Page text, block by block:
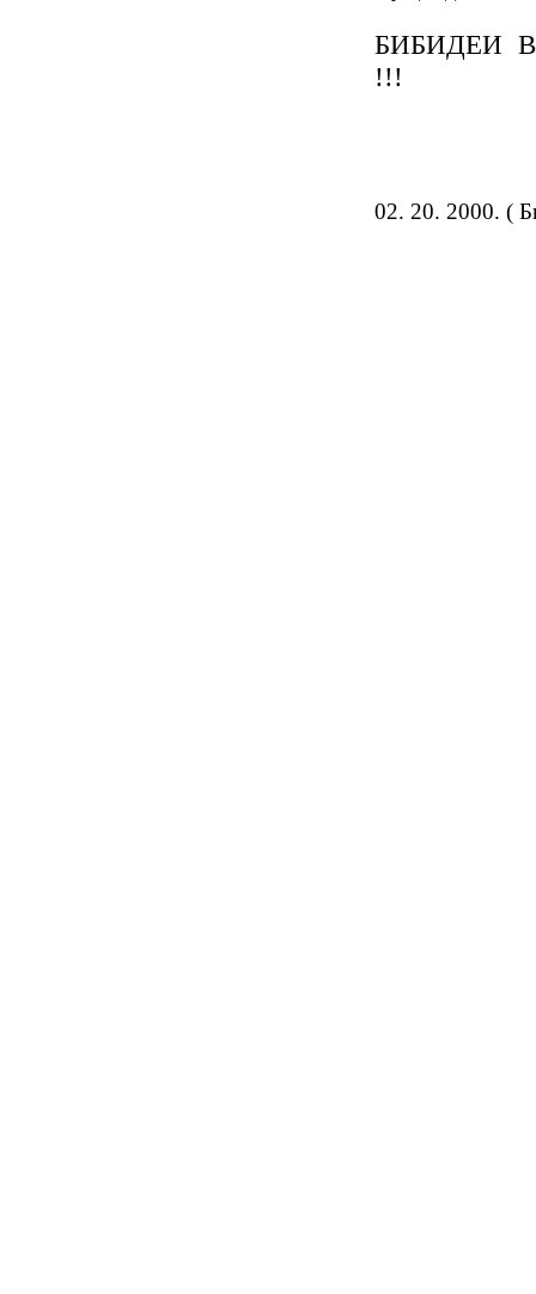
БИБИДЕИ
!!!
02. 20. 2000. (